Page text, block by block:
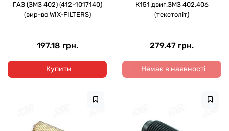
ГАЗ (ЗМЗ 402) (412-1017140)
(вир-во WIX-FILTERS)
197.18 грн.
Купити
К151 двиг.ЗМЗ 402,406
(текстоліт)
279.47 грн.
Немає в наявності